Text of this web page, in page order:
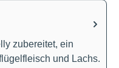
zubereitet, ein
und Lachs.